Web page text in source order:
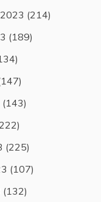
(214)
(189)
(143)
(225)
(107)
(132)